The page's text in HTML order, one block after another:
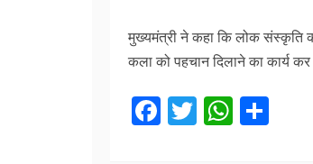
मुख्यमंत्री ने कहा कि लोक संस्कृति
कला को पहचान दिलाने का कार्य
F
T
W